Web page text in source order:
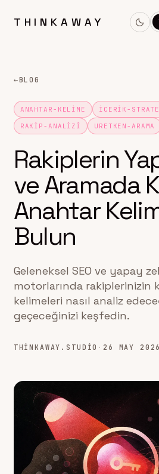
THINKAWAY
←BLOG
ANAHTAR-KELIME
ICERIK-
RAKIP-ANALIZI
URETKEN-ARAMA
Rakiplerin
ve Aramada
Anahtar
Bulun
Geleneksel SEO ve yapay
motorlarında rakiplerinizin
kelimeleri nasıl analiz
geçeceğinizi keşfedin.
THINKAWAY.STUDIO ·26 MAY 2026